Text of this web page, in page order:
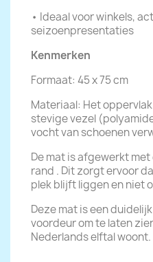
• Ideaal voor winkels,
seizoenpresentaties
Kenmerken
Formaat: 45 x 75 cm
Materiaal: Het
stevige vezel
vocht van schoenen
De mat is afgewerkt
rand . Dit zorgt ervoor
plek blijft liggen en niet
Deze mat is een
voordeur om te laten
Nederlands elftal woont.